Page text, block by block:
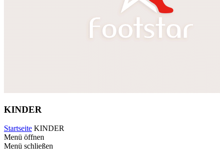
KINDER
Startseite KINDER
Menü öffnen
Menü schließen